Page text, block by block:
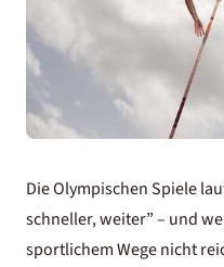
Die Olympischen Spiele
schneller, weiter” – und
sportlichem Wege nicht